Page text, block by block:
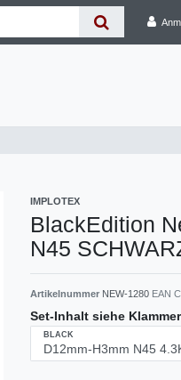
IMPLOTEX
BlackEdition
N45
Artikelnummer NEW-1280 EAN
Set-Inhalt siehe
BLACK